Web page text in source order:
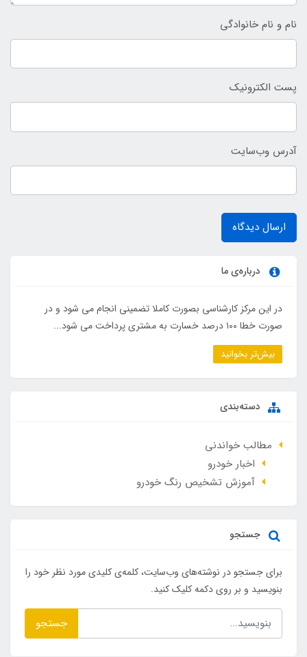
نام و نام خانوادگی
پست الکترونیک
آدرس وب‌سایت
ارسال دیدگاه
درباره‌ی ما
در این مرکز کارشناسی بصورت کاملا تضمینی انجام می شود و در
صورت خطا ۱۰۰ درصد خسارت به مشتری پرداخت می شود...
بیش‌تر بخوانید
دسته‌بندی
مطالب خواندنی
اخبار خودرو
آموزش تشخیص رنگ خودرو
جستجو
برای جستجو در نوشته‌های وب‌سایت، کلمه‌ی کلیدی مورد نظر خود را
بنویسید و بر روی دکمه کلیک کنید.
جستجو